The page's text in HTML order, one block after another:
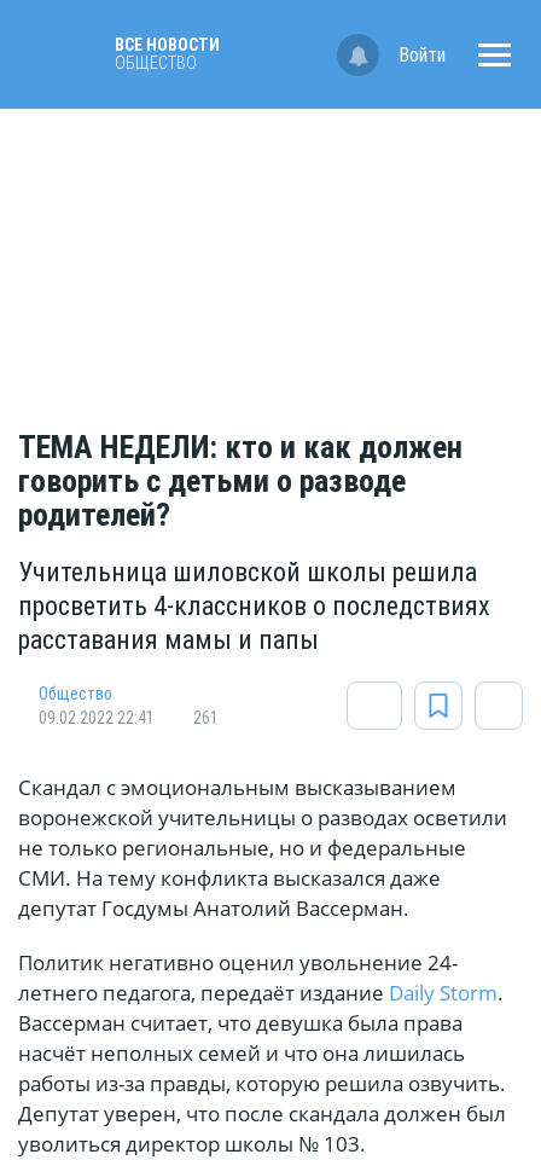
ВСЕ НОВОСТИ
ОБЩЕСТВО
Войти
ТЕМА НЕДЕЛИ: кто и как должен
говорить с детьми о разводе
родителей?
Учительница шиловской школы решила
просветить 4-классников о последствиях
расставания мамы и папы
Общество
09.02.2022 22:41
261
Скандал с эмоциональным высказыванием
воронежской учительницы о разводах осветили
не только региональные, но и федеральные
СМИ. На тему конфликта высказался даже
депутат Госдумы Анатолий Вассерман.
Политик негативно оценил увольнение 24-
летнего педагога, передаёт издание Daily Storm.
Вассерман считает, что девушка была права
насчёт неполных семей и что она лишилась
работы из-за правды, которую решила озвучить.
Депутат уверен, что после скандала должен был
уволиться директор школы № 103.